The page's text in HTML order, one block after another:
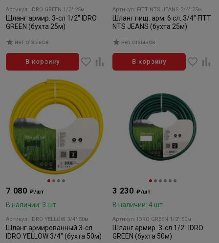
Артикул: IDRO GREEN 1/2" 25м
Шланг армир. 3-сл 1/2" IDRO
GREEN (бухта 25м)
нет отзывов
В корзину
Артикул: FITT NTS JEANS 3/4" 25м
Шланг пищ. арм. 6 сл. 3/4" FITT
NTS JEANS (бухта 25м)
нет отзывов
В корзину
7 080 ₽/шт
В наличии: 3 шт
Артикул: IDRO YELLOW 3/4" 50м
Шланг армированный 3-сл
IDRO YELLOW 3/4" (бухта 50м)
3 230 ₽/шт
В наличии: 4 шт
Артикул: IDRO GREEN 1/2" 50м
Шланг армир. 3-сл 1/2" IDRO
GREEN (бухта 50м)